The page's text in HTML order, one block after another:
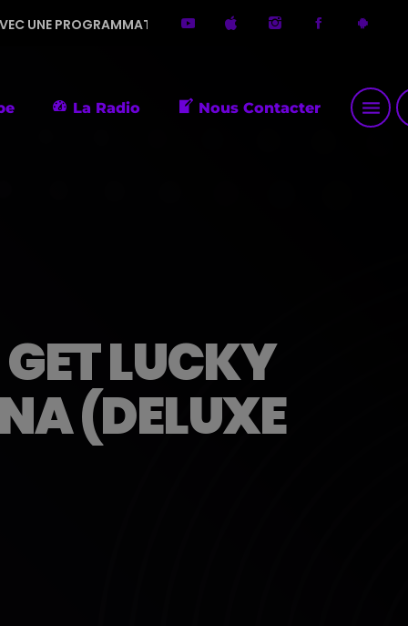
DIVERSIFIÉE. MERCI DE ME FAIRE DÉCOUVRIR DE
La Radio Nous Contacter menu
LUCKY
(DELUXE